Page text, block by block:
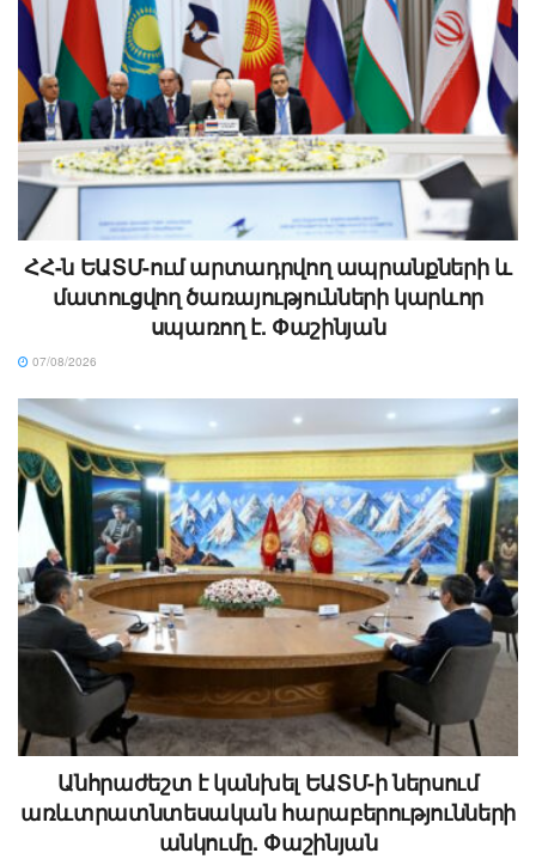
ՀՀ-ն ԵԱՏՄ-ում արտադրվող ապրանքների և
մատուցվող ծառայությունների կարևոր
սպառող է. Փաշինյան
07/08/2026
Անհրաժեշտ է կանխել ԵԱՏՄ-ի ներսում
առևտրատնտեսական հարաբերությունների
անկումը. Փաշինյան